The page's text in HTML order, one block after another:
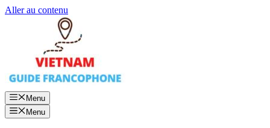
Aller au contenu
Menu
Menu